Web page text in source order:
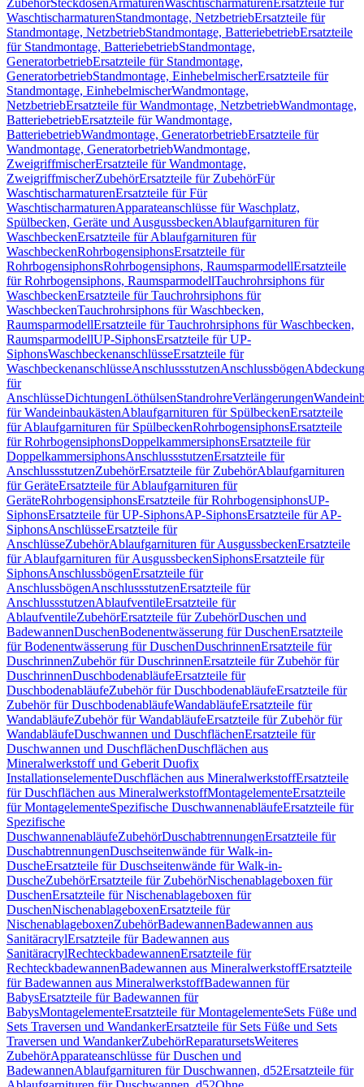
ZubehörSteckdosenArmaturenWaschtischarmaturen Ersatzteile für
WaschtischarmaturenStandmontage, NetzbetriebErsatzteile für
Standmontage, NetzbetriebStandmontage, BatteriebetriebErsatzteile
für Standmontage, BatteriebetriebStandmontage,
GeneratorbetriebErsatzteile für Standmontage,
GeneratorbetriebStandmontage, EinhebelmischerErsatzteile für
Standmontage, EinhebelmischerWandmontage,
NetzbetriebErsatzteile für Wandmontage, NetzbetriebWandmontage,
BatteriebetriebErsatzteile für Wandmontage,
BatteriebetriebWandmontage, GeneratorbetriebErsatzteile für
Wandmontage, GeneratorbetriebWandmontage,
ZweigriffmischerErsatzteile für Wandmontage,
ZweigriffmischerZubehörErsatzteile für ZubehörFür
WaschtischarmaturenErsatzteile für Für
WaschtischarmaturenApparateanschlüsse für Waschplatz,
Spülbecken, Geräte und AusgussbeckenAblaufgarnituren für
WaschbeckenErsatzteile für Ablaufgarnituren für
WaschbeckenRohrbogensiphonsErsatzteile für
RohrbogensiphonsRohrbogensiphons, RaumsparmodellErsatzteile
für Rohrbogensiphons, RaumsparmodellTauchrohrsiphons für
WaschbeckenErsatzteile für Tauchrohrsiphons für
WaschbeckenTauchrohrsiphons für Waschbecken,
RaumsparmodellErsatzteile für Tauchrohrsiphons für Waschbecken,
RaumsparmodellUP-SiphonsErsatzteile für UP-
SiphonsWaschbeckenanschlüsseErsatzteile für
WaschbeckenanschlüsseAnschlussstutzenAnschlussbögen
für
AnschlüsseDichtungenLöthülsenStandrohreVerlängerungen
für WandeinbaukästenAblaufgarnituren für SpülbeckenErsatzteile
für Ablaufgarnituren für SpülbeckenRohrbogensiphonsErsatzteile
für RohrbogensiphonsDoppelkammersiphonsErsatzteile für
DoppelkammersiphonsAnschlussstutzenErsatzteile für
AnschlussstutzenZubehörErsatzteile für ZubehörAblaufgarnituren
für GeräteErsatzteile für Ablaufgarnituren für
GeräteRohrbogensiphonsErsatzteile für RohrbogensiphonsUP-
SiphonsErsatzteile für UP-SiphonsAP-SiphonsErsatzteile für AP-
SiphonsAnschlüsseErsatzteile für
AnschlüsseZubehörAblaufgarnituren für AusgussbeckenErsatzteile
für Ablaufgarnituren für AusgussbeckenSiphonsErsatzteile für
SiphonsAnschlussbögenErsatzteile für
AnschlussbögenAnschlussstutzenErsatzteile für
AnschlussstutzenAblaufventileErsatzteile für
AblaufventileZubehörErsatzteile für ZubehörDuschen und
BadewannenDuschenBodenentwässerung für DuschenErsatzteile
für Bodenentwässerung für DuschenDuschrinnenErsatzteile für
DuschrinnenZubehör für DuschrinnenErsatzteile für Zubehör für
DuschrinnenDuschbodenabläufeErsatzteile für
DuschbodenabläufeZubehör für DuschbodenabläufeErsatzteile für
Zubehör für DuschbodenabläufeWandabläufeErsatzteile für
WandabläufeZubehör für WandabläufeErsatzteile für Zubehör für
WandabläufeDuschwannen und DuschflächenErsatzteile für
Duschwannen und DuschflächenDuschflächen aus
Mineralwerkstoff und Geberit Duofix
InstallationselementeDuschflächen aus MineralwerkstoffErsatzteile
für Duschflächen aus MineralwerkstoffMontagelementeErsatzteile
für MontagelementeSpezifische DuschwannenabläufeErsatzteile für
Spezifische
DuschwannenabläufeZubehörDuschabtrennungenErsatzteile für
DuschabtrennungenDuschseitenwände für Walk-in-
DuscheErsatzteile für Duschseitenwände für Walk-in-
DuscheZubehörErsatzteile für ZubehörNischenablageboxen für
DuschenErsatzteile für Nischenablageboxen für
DuschenNischenablageboxenErsatzteile für
NischenablageboxenZubehörBadewannenBadewannen aus
SanitäracrylErsatzteile für Badewannen aus
SanitäracrylRechteckbadewannenErsatzteile für
RechteckbadewannenBadewannen aus MineralwerkstoffErsatzteile
für Badewannen aus MineralwerkstoffBadewannen für
BabysErsatzteile für Badewannen für
BabysMontagelementeErsatzteile für MontagelementeSets Füße und
Sets Traversen und WandankerErsatzteile für Sets Füße und Sets
Traversen und WandankerZubehörReparatursetsWeiteres
ZubehörApparateanschlüsse für Duschen und
BadewannenAblaufgarnituren für Duschwannen, d52Ersatzteile für